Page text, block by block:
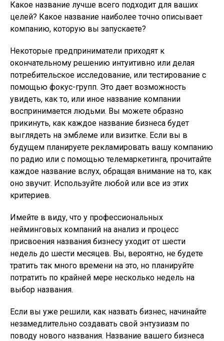
Какое название лучше всего подходит для ваших
целей? Какое название наиболее точно описывает
компанию, которую вы запускаете?
Некоторые предприниматели приходят к
окончательному решению интуитивно или делая
потребительское исследование, или тестирование с
помощью фокус-групп. Это дает возможность
увидеть, как то, или иное название компании
воспринимается людьми. Вы можете образно
прикинуть, как каждое название бизнеса будет
выглядеть на эмблеме или визитке. Если вы в
будущем планируете рекламировать вашу компанию
по радио или с помощью телемаркетинга, прочитайте
каждое название вслух, обращая внимание на то, как
оно звучит. Используйте любой или все из этих
критериев.
Имейте в виду, что у профессиональных
нейминговых компаний на анализ и процесс
присвоения названия бизнесу уходит от шести
недель до шести месяцев. Вы, вероятно, не будете
тратить так много времени на это, но планируйте
потратить по крайней мере несколько недель на
выбор названия.
Если вы уже решили, как назвать бизнес, начинайте
незамедлительно создавать свой энтузиазм по
поводу нового названия. Название вашего бизнеса